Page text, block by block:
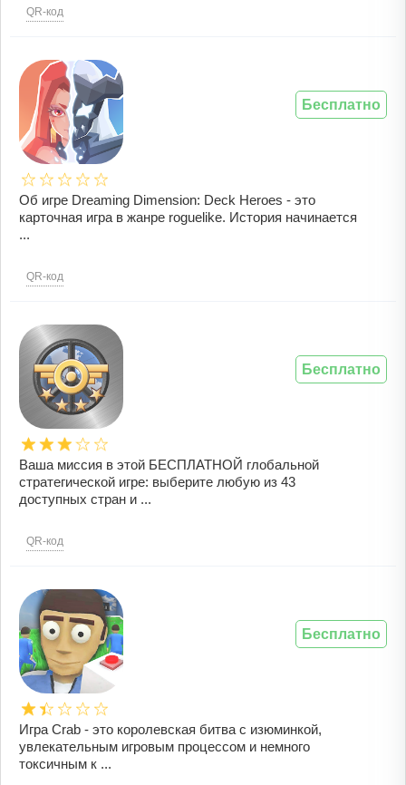
QR-код
Об игре Dreaming Dimension: Deck Heroes - это
карточная игра в жанре roguelike. История начинается
...
QR-код
Бесплатно
Ваша миссия в этой БЕСПЛАТНОЙ глобальной
стратегической игре: выберите любую из 43
доступных стран и ...
QR-код
Бесплатно
Игра Crab - это королевская битва с изюминкой,
увлекательным игровым процессом и немного
токсичным к ...
Бесплатно